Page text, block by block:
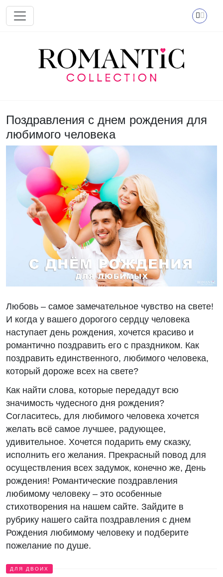
Перейти к основному содержанию
Поздравления с днем рождения для
любимого человека
Любовь – самое замечательное чувство на свете!
И когда у вашего дорогого сердцу человека
наступает день рождения, хочется красиво и
романтично поздравить его с праздником. Как
поздравить единственного, любимого человека,
который дороже всех на свете?
Как найти слова, которые передадут всю
значимость чудесного дня рождения?
Согласитесь, для любимого человека хочется
желать всё самое лучшее, радующее,
удивительное. Хочется подарить ему сказку,
исполнить его желания. Прекрасный повод для
осуществления всех задумок, конечно же, День
рождения! Романтические поздравления
любимому человеку – это особенные
стихотворения на нашем сайте. Зайдите в
рубрику нашего сайта поздравления с днем
Рождения любимому человеку и подберите
пожелание по душе.
ДЛЯ ДВОИХ